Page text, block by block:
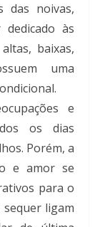
das noivas,
às
baixas,
uma
e
os dias
Porém, a
e amor se
para o
ligam